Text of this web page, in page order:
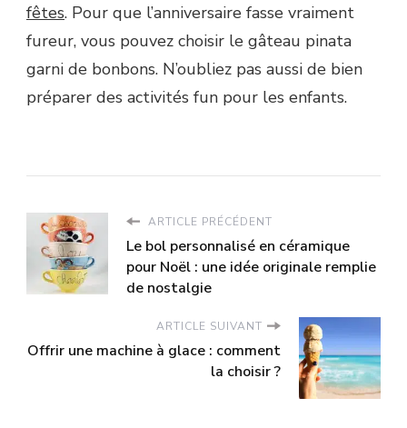
fêtes. Pour que l’anniversaire fasse vraiment
fureur, vous pouvez choisir le gâteau pinata
garni de bonbons. N’oubliez pas aussi de bien
préparer des activités fun pour les enfants.
ARTICLE PRÉCÉDENT
Le bol personnalisé en céramique
pour Noël : une idée originale remplie
de nostalgie
ARTICLE SUIVANT
Offrir une machine à glace : comment
la choisir ?